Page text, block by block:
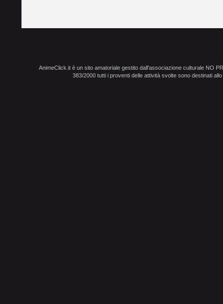
AnimeClick.it è un sito amatoriale gestito dall'associazione culturale NO
383/2000 tutti i proventi delle attività svolte sono destinati